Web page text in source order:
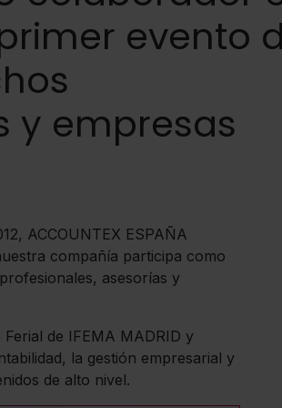
primer evento
y empresas
ACCOUNTEX ESPAÑA
compañía participa como
asesorías y
de IFEMA MADRID y
la gestión empresarial y
de alto nivel.